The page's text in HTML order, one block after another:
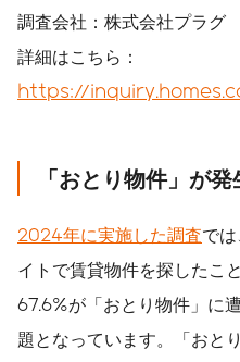
調査会社：株式会社プラグ
詳細はこちら：
https://
「おとり物件」が
2024年に実施した調査で
イトで賃貸物件を探したこ
67.6%が「おとり物件」に
題となっています。「おと